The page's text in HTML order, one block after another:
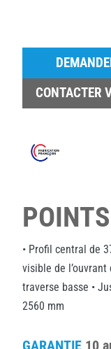
CONTACTER
• Profil central de
visible de
traverse basse •
2560 mm
GARANTIE 10